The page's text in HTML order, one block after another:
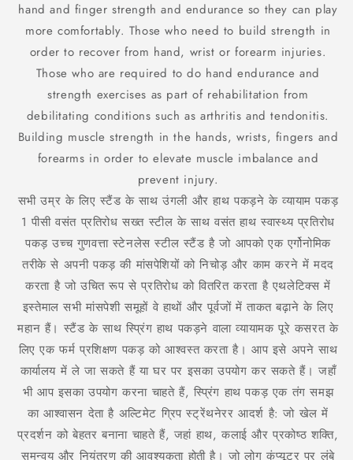
hand and finger strength and endurance so they can play
more comfortably. Those who need to build strength in
order to recover from hand, wrist or forearm injuries.
Those who are required to do hand endurance and
strength exercises as part of rehabilitation from
debilitating conditions such as arthritis and tendonitis.
Building muscle strength in the hands, wrists, fingers and
forearms in order to elevate muscle imbalance and
prevent injury.
सभी उम्र के लिए स्टैंड के साथ उंगली और हाथ पकड़ने के व्यायाम पकड़
1 पीसी वसंत प्रतिरोध सख्त स्टील के साथ वसंत हाथ स्वास्थ्य प्रतिरोध
पकड़ उच्च गुणवत्ता स्टेनलेस स्टील स्टैंड है जो आपको एक एर्गोनोमिक
तरीके से अपनी पकड़ की मांसपेशियों को निचोड़ और काम करने में मदद
करता है जो उचित रूप से प्रतिरोध को वितरित करता है एथलेटिक्स में
इस्तेमाल सभी मांसपेशी समूहों वे हाथों और पूर्वजों में ताकत बढ़ाने के लिए
महान हैं। स्टैंड के साथ स्प्रिंग हाथ पकड़ने वाला व्यायामक पूरे कसरत के
लिए एक फर्म प्रशिक्षण पकड़ को आश्वस्त करता है। आप इसे अपने साथ
कार्यालय में ले जा सकते हैं या घर पर इसका उपयोग कर सकते हैं। जहाँ
भी आप इसका उपयोग करना चाहते हैं, स्प्रिंग हाथ पकड़ एक तंग समझ
का आश्वासन देता है अल्टिमेट ग्रिप स्ट्रेंथनेरर आदर्श है: जो खेल में
प्रदर्शन को बेहतर बनाना चाहते हैं, जहां हाथ, कलाई और प्रकोष्ठ शक्ति,
समन्वय और नियंत्रण की आवश्यकता होती है। जो लोग कंप्यूटर पर लंबे